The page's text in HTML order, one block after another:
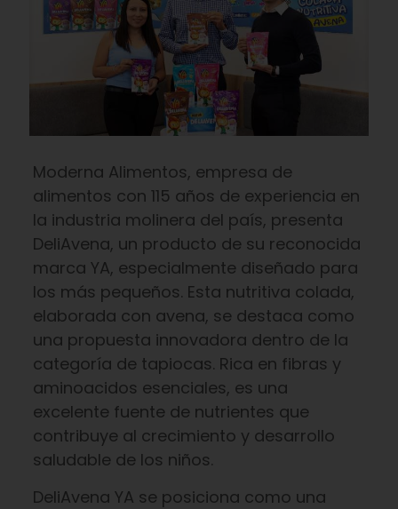
Moderna Alimentos, empresa de
alimentos con 115 años de experiencia en
la industria molinera del país, presenta
DeliAvena, un producto de su reconocida
marca YA, especialmente diseñado para
los más pequeños. Esta nutritiva colada,
elaborada con avena, se destaca como
una propuesta innovadora dentro de la
categoría de tapiocas. Rica en fibras y
aminoacidos esenciales, es una
excelente fuente de nutrientes que
contribuye al crecimiento y desarrollo
saludable de los niños.
DeliAvena YA se posiciona como una